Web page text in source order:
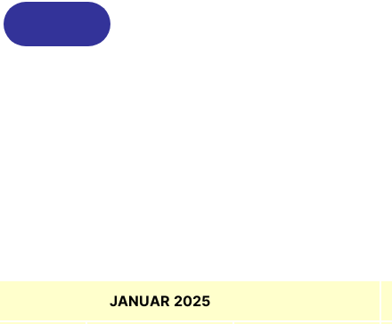
JANUAR 2025